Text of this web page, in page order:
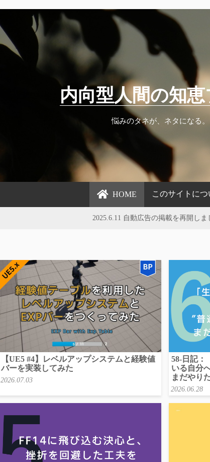
内向型人間の知
悩みのタネが、ネタになる。
HOME このサイトにつ
2025.6.11 自動広告の掲載を再開しま
【UE5 #4】レベルアップシステムと経験値
バーを実装してみた
2026.07.03
58-日記：
いる自分
まだやり
2026.06.28